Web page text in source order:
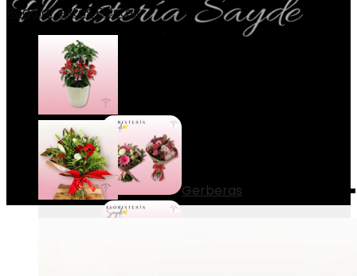
Menú
Ramos
Gerberas
Regalar estas Fiestas